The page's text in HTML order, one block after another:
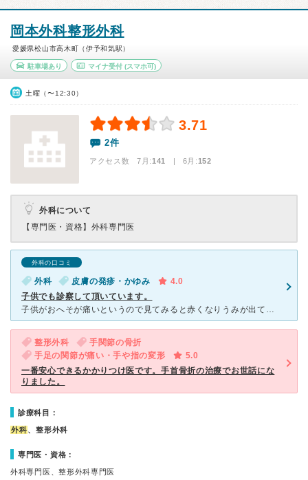
岡本外科整形外科
愛媛県松山市高木町（伊予和気駅）
駐車場あり マイナ受付(スマホ可)
土曜（〜12:30）
3.71
2件
アクセス数 7月:141 | 6月:152
外科について
【専門医・資格】 外科専門医
外科の口コミ
外科 皮膚の発疹・かゆみ
4.0
子供でも診察して頂いています。
子供がおへそが痛いというので見てみると赤くなりうみが出ていたのでこちらで診て頂きました。 化膿止めを塗って頂きしばらく通院する様に指示され通いましたが毎回診てもらえので安心して通院する事ができました
整形外科
手関節の骨折
手足の関節が痛い・手や指の変形
5.0
一番安心できるかかりつけ医です。手首骨折の治療でお世話にな
りました。
診療科目：
外科、整形外科
専門医・資格：
外科専門医、整形外科専門医